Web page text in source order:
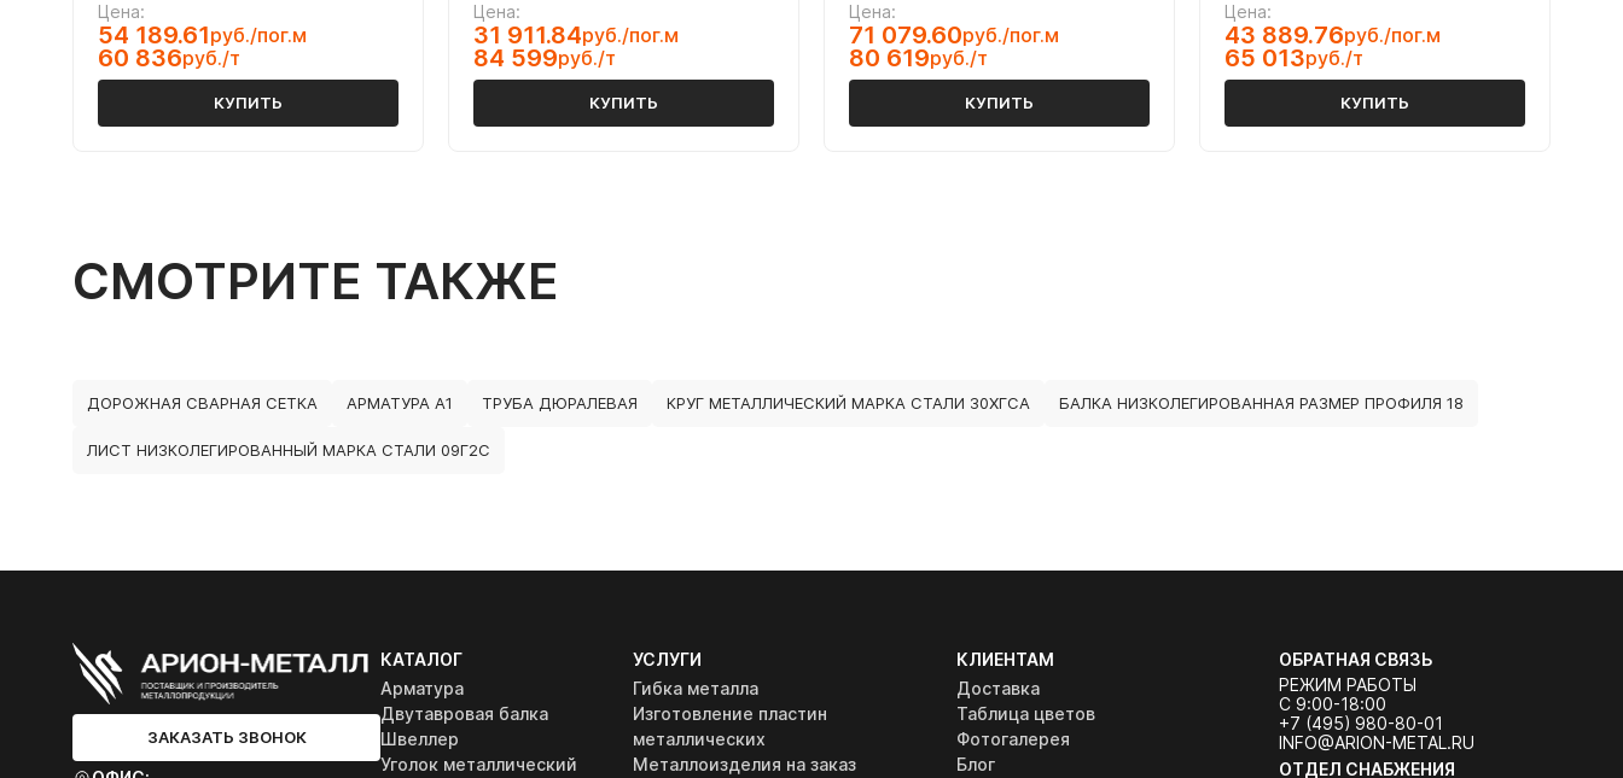
Цена:
54 189.61руб./пог.м
60 836руб./т
КУПИТЬ
Цена:
31 911.84руб./пог.м
84 599руб./т
КУПИТЬ
Цена:
71 079.60руб./пог.м
80 619руб./т
КУПИТЬ
Цена:
43 889.76руб./пог.м
65 013руб./т
КУПИТЬ
СМОТРИТЕ ТАКЖЕ
ДОРОЖНАЯ СВАРНАЯ СЕТКА АРМАТУРА А1 ТРУБА ДЮРАЛЕВАЯ КРУГ МЕТАЛЛИЧЕСКИЙ МАРКА СТАЛИ 30ХГСА БАЛКА НИЗКОЛЕГИРОВАННАЯ РАЗМЕР ПРОФИЛЯ 18
ЛИСТ НИЗКОЛЕГИРОВАННЫЙ МАРКА СТАЛИ 09Г2С
ЗАКАЗАТЬ ЗВОНОК
КАТАЛОГ
Арматура
Двутавровая балка
Швеллер
Уголок металлический
УСЛУГИ
Гибка металла
Изготовление пластин
металлических
Металлоизделия на заказ
КЛИЕНТАМ
Доставка
Таблица цветов
Фотогалерея
Блог
ОБРАТНАЯ СВЯЗЬ
РЕЖИМ РАБОТЫ
С 9:00-18:00
+7 (495) 980-80-01
INFO@ARION-METAL.RU
ОТДЕЛ СНАБЖЕНИЯ